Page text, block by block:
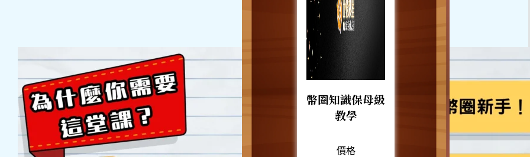
幣圈知識保母級
教學
價格